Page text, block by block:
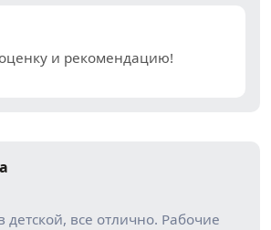
и рекомендацию!
все отлично. Рабочие